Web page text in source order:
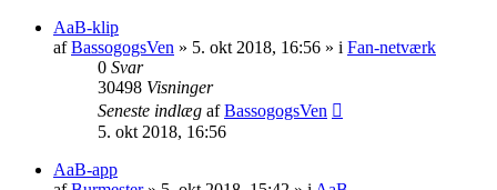
AaB-klip
afBassogogsVen » 5. okt 2018, 16:56 » i Fan-netværk
0 Svar
30498 Visninger
Seneste indlæg afBassogogsVen
5. okt 2018, 16:56
AaB-app